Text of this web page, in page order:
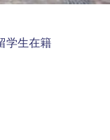
学生在籍